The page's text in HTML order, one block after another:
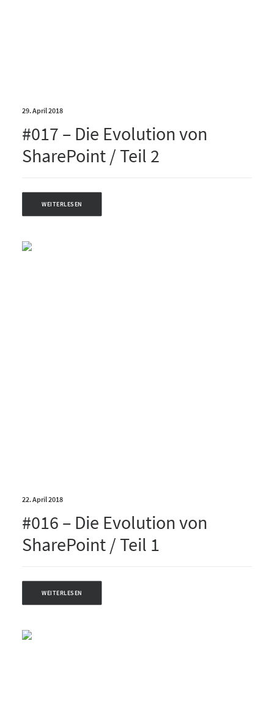
29. April 2018
#017 – Die Evolution von
SharePoint / Teil 2
WEITERLESEN
22. April 2018
#016 – Die Evolution von
SharePoint / Teil 1
WEITERLESEN